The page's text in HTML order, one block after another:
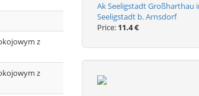
z
z
Ak Seeligstadt Großharthau
Seeligstadt b. Arnsdorf
Price: 11.4 €